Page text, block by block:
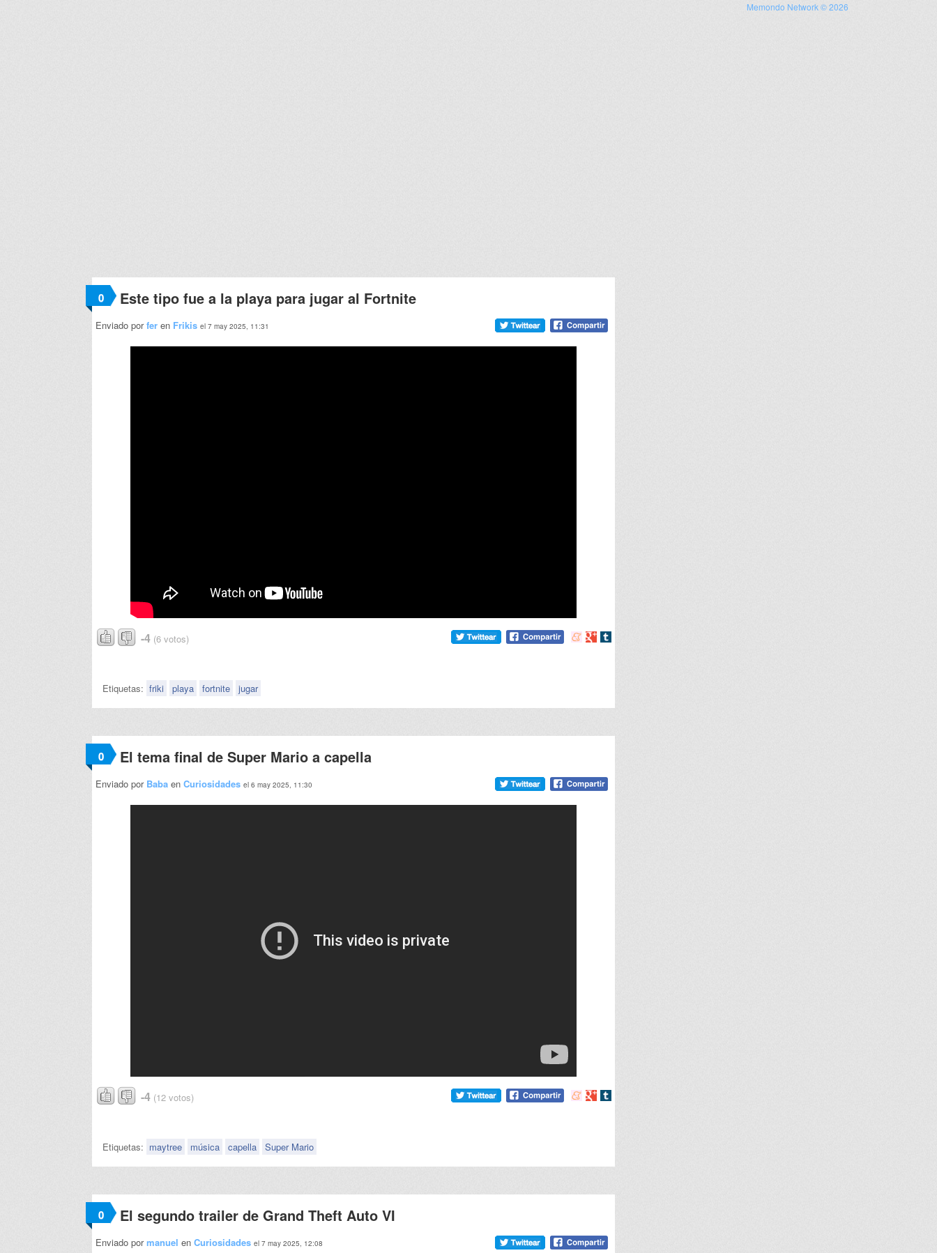
0 Este tipo fue a la playa para jugar al Fortnite
Enviado porfer en Frikis el 7 may 2025, 11:31
-4 (6 votos)
Compartir
Compartir
Compartir
Etiquetas: friki playa fortnite jugar
0 El tema final de Super Mario a capella
Enviado por Baba en Curiosidades el 6 may 2025, 11:30
-4 (12 votos)
Compartir
Compartir
Compartir
Etiquetas: maytree música capella Super Mario
0 El segundo trailer de Grand Theft Auto VI
Enviado pormanuel en Curiosidades el 7 may 2025, 12:08
Memondo Network © 2026